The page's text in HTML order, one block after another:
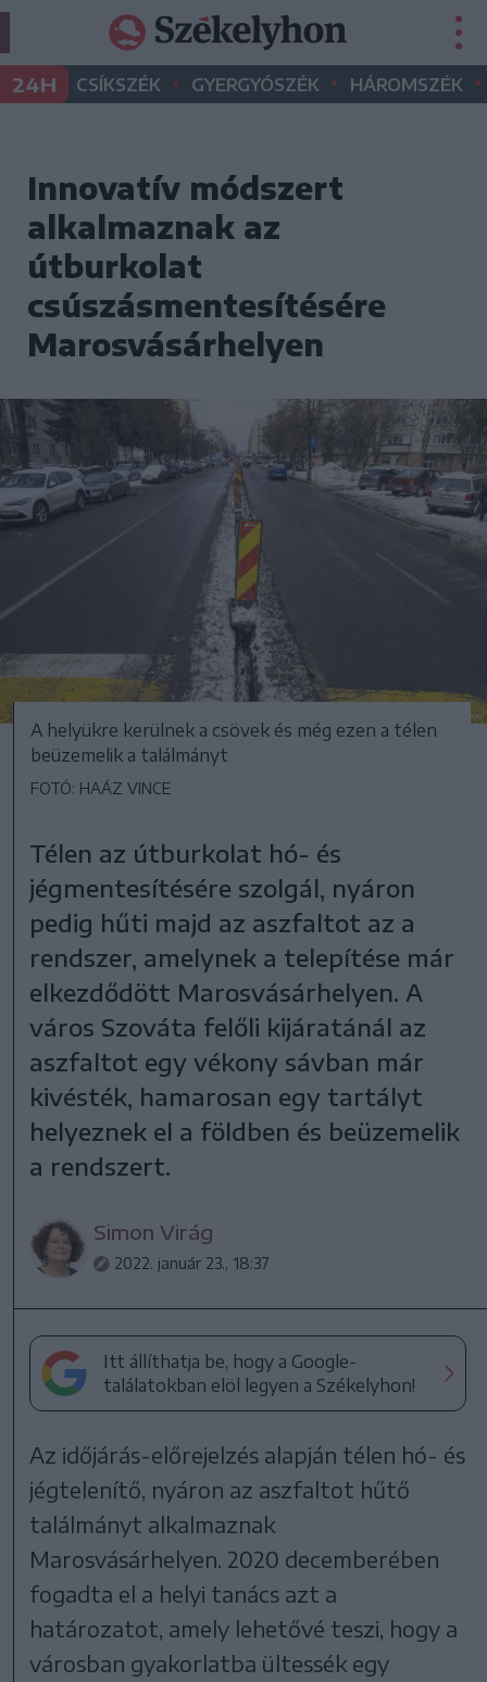
24H CSÍKSZÉK • GYERGYÓSZÉK • HÁROMSZÉK •
Innovatív módszert
alkalmaznak az
útburkolat
csúszásmentesítésére
Marosvásárhelyen
A helyükre kerülnek a csövek és még ezen a télen
beüzemelik a találmányt
FOTÓ: HAÁZ VINCE
Télen az útburkolat hó- és
jégmentesítésére szolgál, nyáron
pedig hűti majd az aszfaltot az a
rendszer, amelynek a telepítése már
elkezdődött Marosvásárhelyen. A
város Szováta felőli kijáratánál az
aszfaltot egy vékony sávban már
kivésték, hamarosan egy tartályt
helyeznek el a földben és beüzemelik
a rendszert.
Simon Virág
2022. január 23., 18:37
Itt állíthatja be, hogy a Google-
találatokban elöl legyen a Székelyhon!
Az időjárás-előrejelzés alapján télen hó- és
jégtelenítő, nyáron az aszfaltot hűtő
találmányt alkalmaznak
Marosvásárhelyen. 2020 decemberében
fogadta el a helyi tanács azt a
határozatot, amely lehetővé teszi, hogy a
városban gyakorlatba ültessék egy